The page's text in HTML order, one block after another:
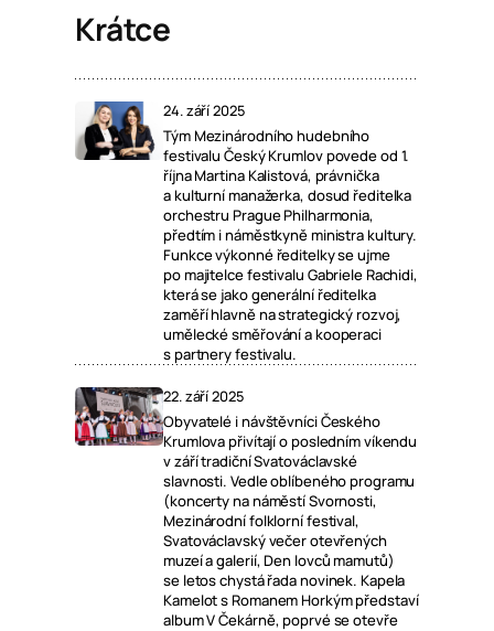
Krátce
24. září 2025
Tým Mezinárodního hudebního
festivalu Český Krumlov povede od 1.
října Martina Kalistová, právnička
a kulturní manažerka, dosud ředitelka
orchestru Prague Philharmonia,
předtím i náměstkyně ministra kultury.
Funkce výkonné ředitelky se ujme
po majitelce festivalu Gabriele Rachidi,
která se jako generální ředitelka
zaměří hlavně na strategický rozvoj,
umělecké směřování a kooperaci
s partnery festivalu.
22. září 2025
Obyvatelé i návštěvníci Českého
Krumlova přivítají o posledním víkendu
v září tradiční Svatováclavské
slavnosti. Vedle oblíbeného programu
(koncerty na náměstí Svornosti,
Mezinárodní folklorní festival,
Svatováclavský večer otevřených
muzeí a galerií, Den lovců mamutů)
se letos chystá řada novinek. Kapela
Kamelot s Romanem Horkým představí
album V Čekárně, poprvé se otevře